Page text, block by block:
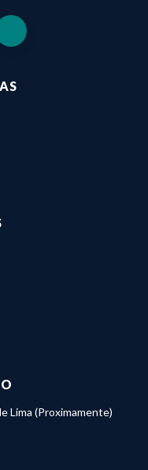
Lima (Proximamente)